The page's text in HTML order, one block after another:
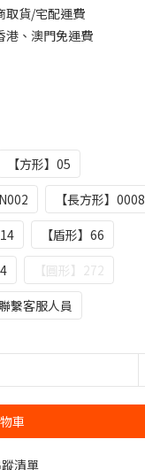
取貨/宅配運費
港、澳門免運費
【方形】05
【長方形】0008
【盾形】66
【圓形】272
繫客服人員
車
清單